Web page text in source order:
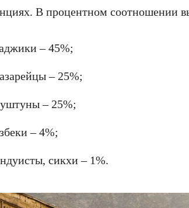
В процентном соотношении
– 45%;
– 25%;
– 25%;
– 4%;
сикхи – 1%.